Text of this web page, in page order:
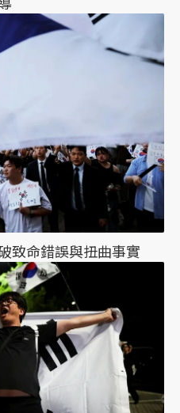
致命錯誤與扭曲事實